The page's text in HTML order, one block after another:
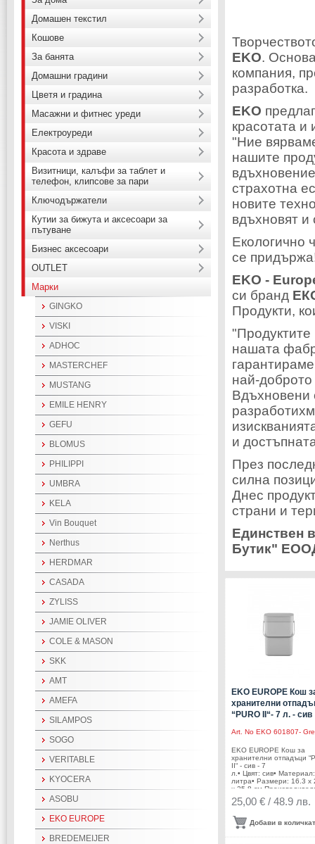
EKO.
компания,
разработка.
EKO
красотата и
"Ние
нашите
страхотна
новите
вдъхновят
Екологично
се
EKO -
си бранд
Продукти,
нашата
най-
Вдъхновени
и
През
силна
Днес
страни и
Единствен
Бутик"
EKO EUROPE Кош
хранителни
“PURO II“- 7 л. - сив
Art. No EKO 601807-
EKO EUROPE Кош за
хранителни отпадъци
II“ - сив - 7
л.• Цвят: сив•
литра• Размери: 16.3 х
х 25.8 см.Производител:
EKO EUROPE /
25,00 € / 48.9 лв.
Добави в
Домашен текстил
Кошове
За банята
Домашни градини
Цветя и градина
Масажни и фитнес уреди
Електроуреди
Красота и здраве
Визитници, калъфи за таблет и
телефон, клипсове за пари
Ключодържатели
Кутии за бижута и аксесоари за
пътуване
Бизнес аксесоари
OUTLET
Марки
GINGKO
VISKI
ADHOC
MASTERCHEF
MUSTANG
EMILE HENRY
GEFU
BLOMUS
PHILIPPI
UMBRA
KELA
Vin Bouquet
Nerthus
HERDMAR
CASADA
ZYLISS
JAMIE OLIVER
COLE & MASON
SKK
AMT
AMEFA
SILAMPOS
SOGO
VERITABLE
KYOCERA
ASOBU
EKO EUROPE
BREDEMEIJER